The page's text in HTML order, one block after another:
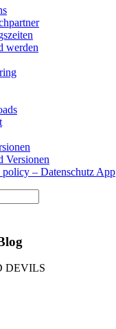
werden
Versionen
policy – Datenschutz App
DEVILS